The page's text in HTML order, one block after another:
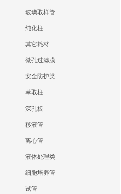
玻璃取样管
纯化柱
其它耗材
微孔过滤膜
安全防护类
萃取柱
深孔板
移液管
离心管
液体处理类
细胞培养管
试管